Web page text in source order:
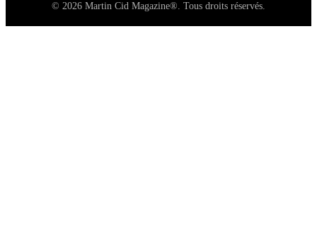
© 2026 Martin Cid Magazine®. Tous droits réservés.